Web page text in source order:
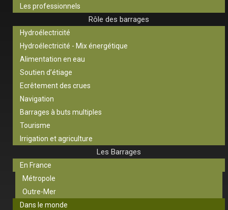
Les professionnels
Rôle des barrages
Hydroélectricité
Hydroélectricité - Mix énergétique
Alimentation en eau
Soutien d’étiage
Ecrêtement des crues
Navigation
Barrages à buts multiples
Tourisme
Irrigation et agriculture
Les Barrages
En France
Métropole
Outre-Mer
Dans le monde